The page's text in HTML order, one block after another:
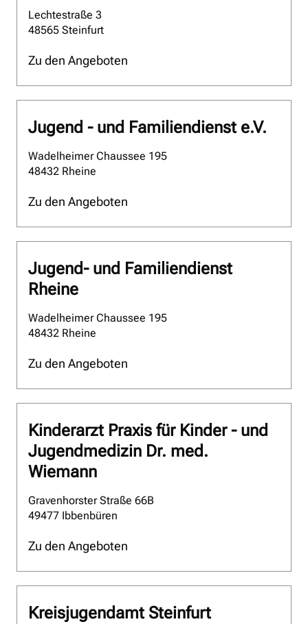
Lechtestraße 3
48565 Steinfurt
Zu den Angeboten
Jugend - und Familiendienst e.V.
Wadelheimer Chaussee 195
48432 Rheine
Zu den Angeboten
Jugend- und Familiendienst
Rheine
Wadelheimer Chaussee 195
48432 Rheine
Zu den Angeboten
Kinderarzt Praxis für Kinder - und
Jugendmedizin Dr. med.
Wiemann
Gravenhorster Straße 66B
49477 Ibbenbüren
Zu den Angeboten
Kreisjugendamt Steinfurt